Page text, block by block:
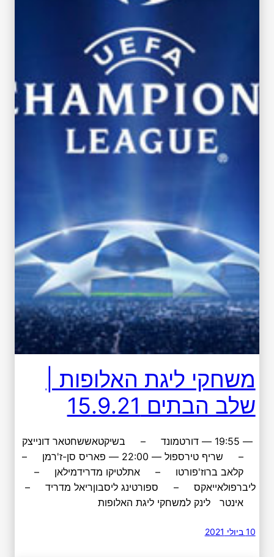
משחקי ליגת האלופות |
שלב הבתים 15.9.21
— 19:55 — דורטמונד – בשיקטאששחטאר דונייצק
– שריף טירספול — 22:00 — פאריס סן-ז'רמן –
קלאב ברוז'פורטו – אתלטיקו מדרידמילאן –
ליברפולאייאקס – ספורטינג ליסבוןריאל מדריד –
אינטר לינק למשחקי ליגת האלופות
10 ביולי 2021